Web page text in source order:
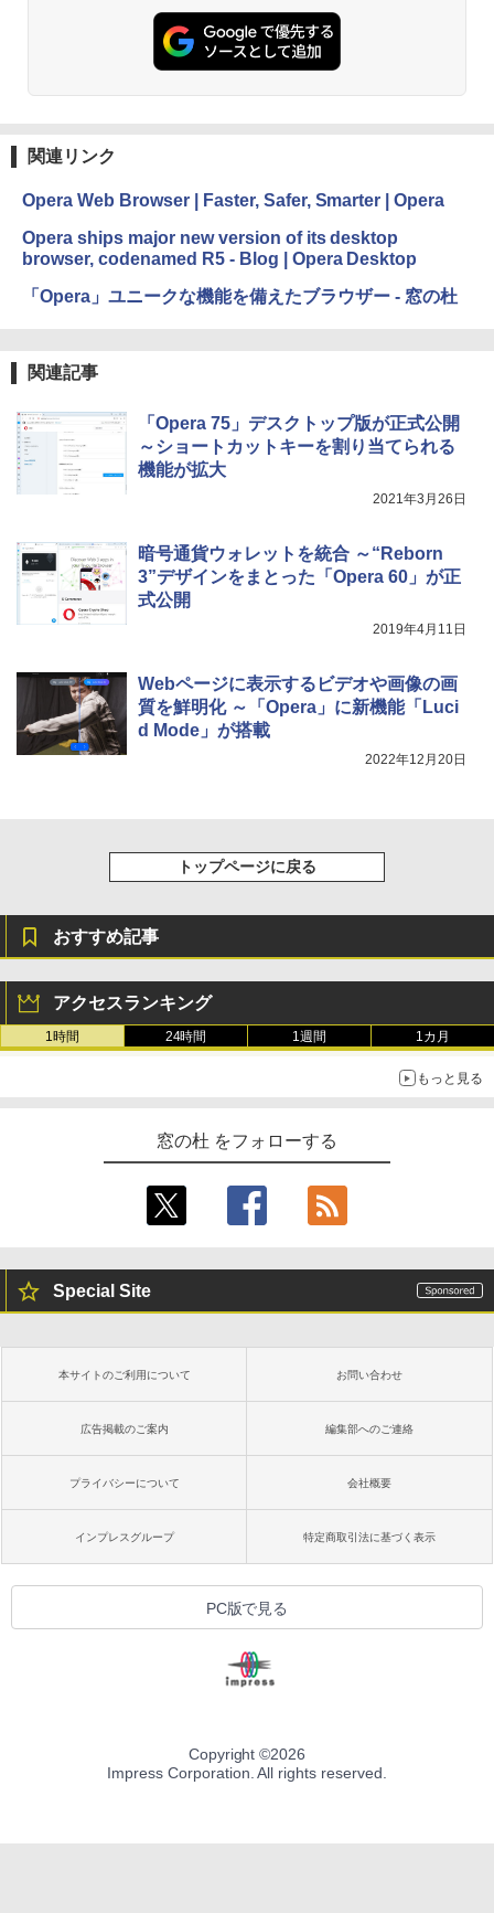
関連リンク
Opera Web Browser | Faster, Safer, Smarter | Opera
Opera ships major new version of its desktop
browser, codenamed R5 - Blog | Opera Desktop
「Opera」ユニークな機能を備えたブラウザー - 窓の杜
関連記事
「Opera 75」デスクトップ版が正式公開
～ショートカットキーを割り当てられる
機能が拡大
2021年3月26日
暗号通貨ウォレットを統合 ～“Reborn
3”デザインをまとった「Opera 60」が正
式公開
2019年4月11日
Webページに表示するビデオや画像の画
質を鮮明化 ～「Opera」に新機能「Luci
d Mode」が搭載
2022年12月20日
トップページに戻る
おすすめ記事
アクセスランキング
1時間 24時間 1週間 1カ月
もっと見る
窓の杜 をフォローする
Special Site
本サイトのご利用について お問い合わせ
広告掲載のご案内 編集部へのご連絡
プライバシーについて 会社概要
インプレスグループ 特定商取引法に基づく表示
PC版で見る
Copyright ©2026
Impress Corporation. All rights reserved.